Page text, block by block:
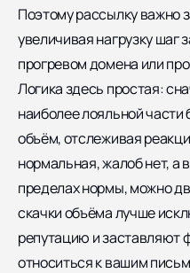
Поэтому рассылку важно
увеличивая нагрузку шаг
прогревом домена или
Логика здесь простая:
наиболее лояльной
объём, отслеживая
нормальная, жалоб нет, а
пределах нормы, можно
скачки объёма лучше
репутацию и заставляют
относиться к вашим